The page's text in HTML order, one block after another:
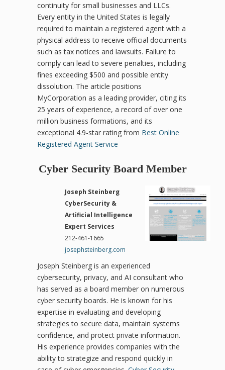
continuity for small businesses and LLCs.
Every entity in the United States is legally
required to maintain a registered agent with a
physical address to receive official documents
such as tax notices and lawsuits. Failure to
comply can lead to severe penalties, including
fines exceeding $500 and possible entity
dissolution. The article positions
MyCorporation as a leading provider, citing its
25 years of experience, a record of over one
million business formations, and its
exceptional 4.9-star rating from Best Online
Registered Agent Service
Cyber Security Board Member
Joseph Steinberg
CyberSecurity &
Artificial Intelligence
Expert Services
212-461-1665
josephsteinberg.com
Joseph Steinberg is an experienced
cybersecurity, privacy, and AI consultant who
has served as a board member on numerous
cyber security boards. He is known for his
expertise in evaluating and developing
strategies to secure data, maintain systems
confidence, and protect private information.
His experience provides companies with the
ability to strategize and respond quickly in